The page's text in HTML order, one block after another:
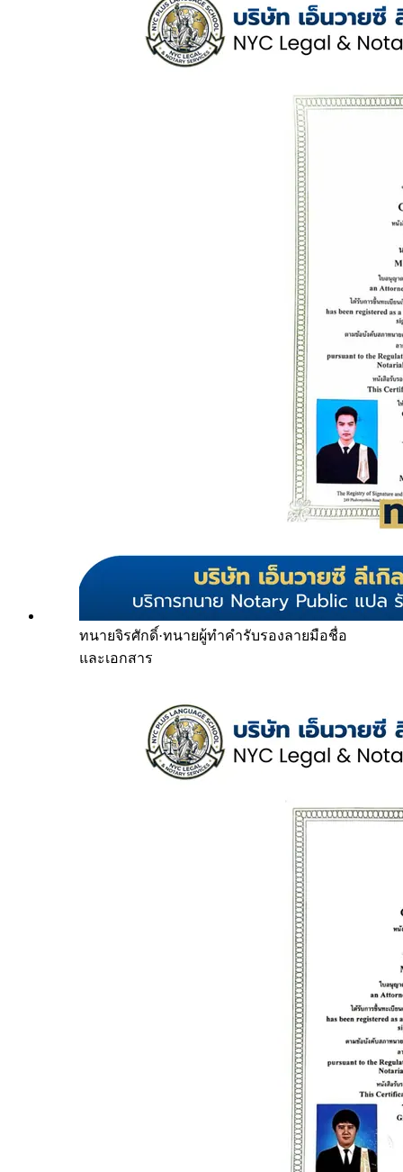
ทนายจิรศักดิ์·ทนายผู้ทำคำรับรองลายมือชื่อ
และเอกสาร